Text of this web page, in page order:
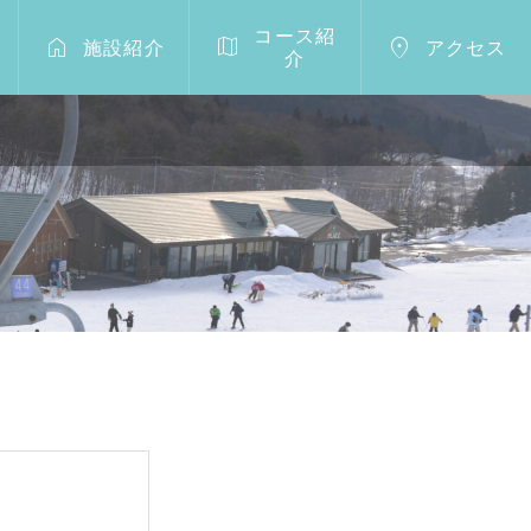
 施設紹介 
コース紹
介
 アクセス